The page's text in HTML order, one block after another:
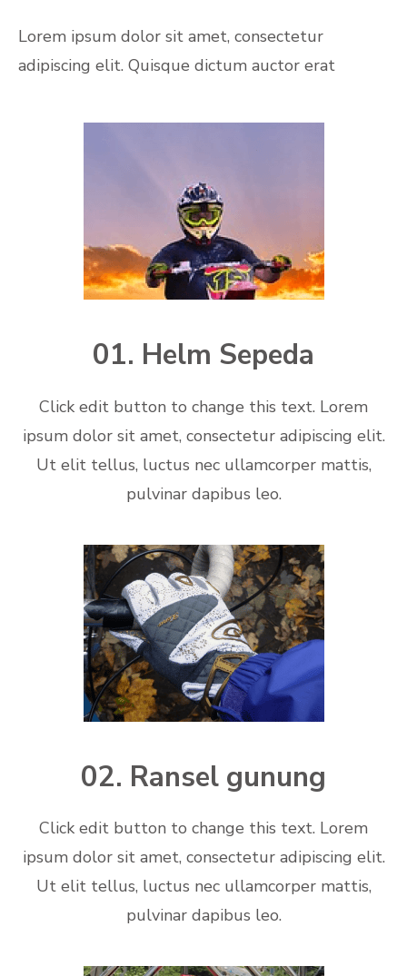
Lorem ipsum dolor sit amet, consectetur
adipiscing elit. Quisque dictum auctor erat
01. Helm Sepeda
Click edit button to change this text. Lorem
ipsum dolor sit amet, consectetur adipiscing elit.
Ut elit tellus, luctus nec ullamcorper mattis,
pulvinar dapibus leo.
02. Ransel gunung
Click edit button to change this text. Lorem
ipsum dolor sit amet, consectetur adipiscing elit.
Ut elit tellus, luctus nec ullamcorper mattis,
pulvinar dapibus leo.